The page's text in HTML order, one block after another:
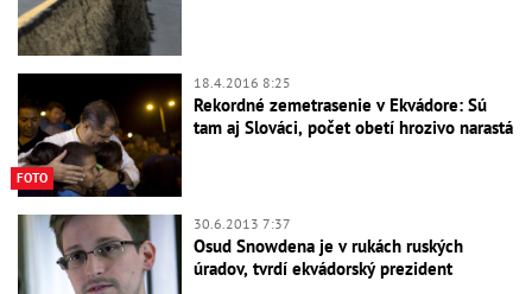
FOTO
18.4.2016 8:25
Rekordné zemetrasenie v Ekvádore: Sú
tam aj Slováci, počet obetí hrozivo narastá
30.6.2013 7:37
Osud Snowdena je v rukách ruských
úradov, tvrdí ekvádorský prezident